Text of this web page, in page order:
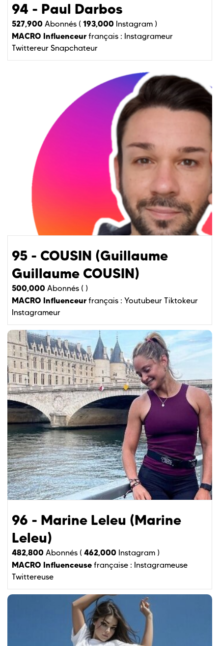
94 - Paul Darbos
527,900 Abonnés ( 193,000 Instagram )
MACRO Influenceur français : Instagrameur
Twittereur Snapchateur
95 - COUSIN (Guillaume
Guillaume COUSIN)
500,000 Abonnés ( )
MACRO Influenceur français : Youtubeur Tiktokeur
Instagrameur
96 - Marine Leleu (Marine
Leleu)
482,800 Abonnés ( 462,000 Instagram )
MACRO Influenceuse française : Instagrameuse
Twittereuse